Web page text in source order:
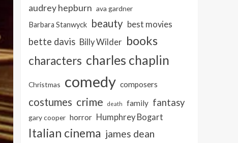
audrey hepburn ava gardner
Barbara Stanwyck
beauty best movies
bette davis Billy Wilder books
characters charles chaplin
Christmas comedy composers
costumes crime death family fantasy
gary cooper horror Humphrey Bogart
Italian cinema james dean